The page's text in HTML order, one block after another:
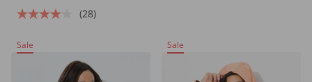
(28)
Sale Sale